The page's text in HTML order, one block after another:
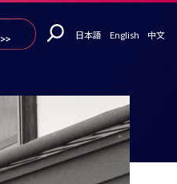
日本語 English 中文